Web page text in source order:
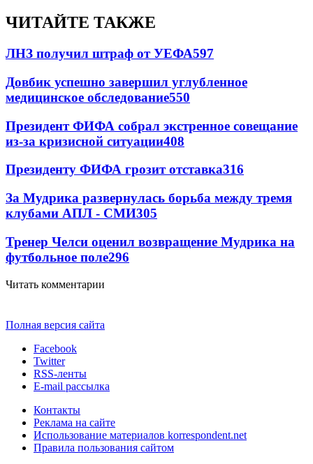
ЧИТАЙТЕ ТАКЖЕ
ЛНЗ получил штраф от УЕФА597
Довбик успешно завершил углубленное
медицинское обследование550
Президент ФИФА собрал экстренное совещание
из-за кризисной ситуации408
Президенту ФИФА грозит отставка316
За Мудрика развернулась борьба между тремя
клубами АПЛ - СМИ305
Тренер Челси оценил возвращение Мудрика на
футбольное поле296
Читать комментарии
Полная версия сайта
Facebook
Twitter
RSS-ленты
E-mail рассылка
Контакты
Реклама на сайте
Использование материалов korrespondent.net
Правила пользования сайтом